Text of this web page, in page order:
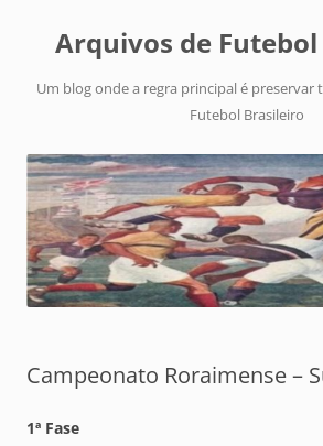
Arquivos de
Um blog onde a regra principal é preservar
Futebol Brasileiro
Campeonato Roraimense –
1ª Fase